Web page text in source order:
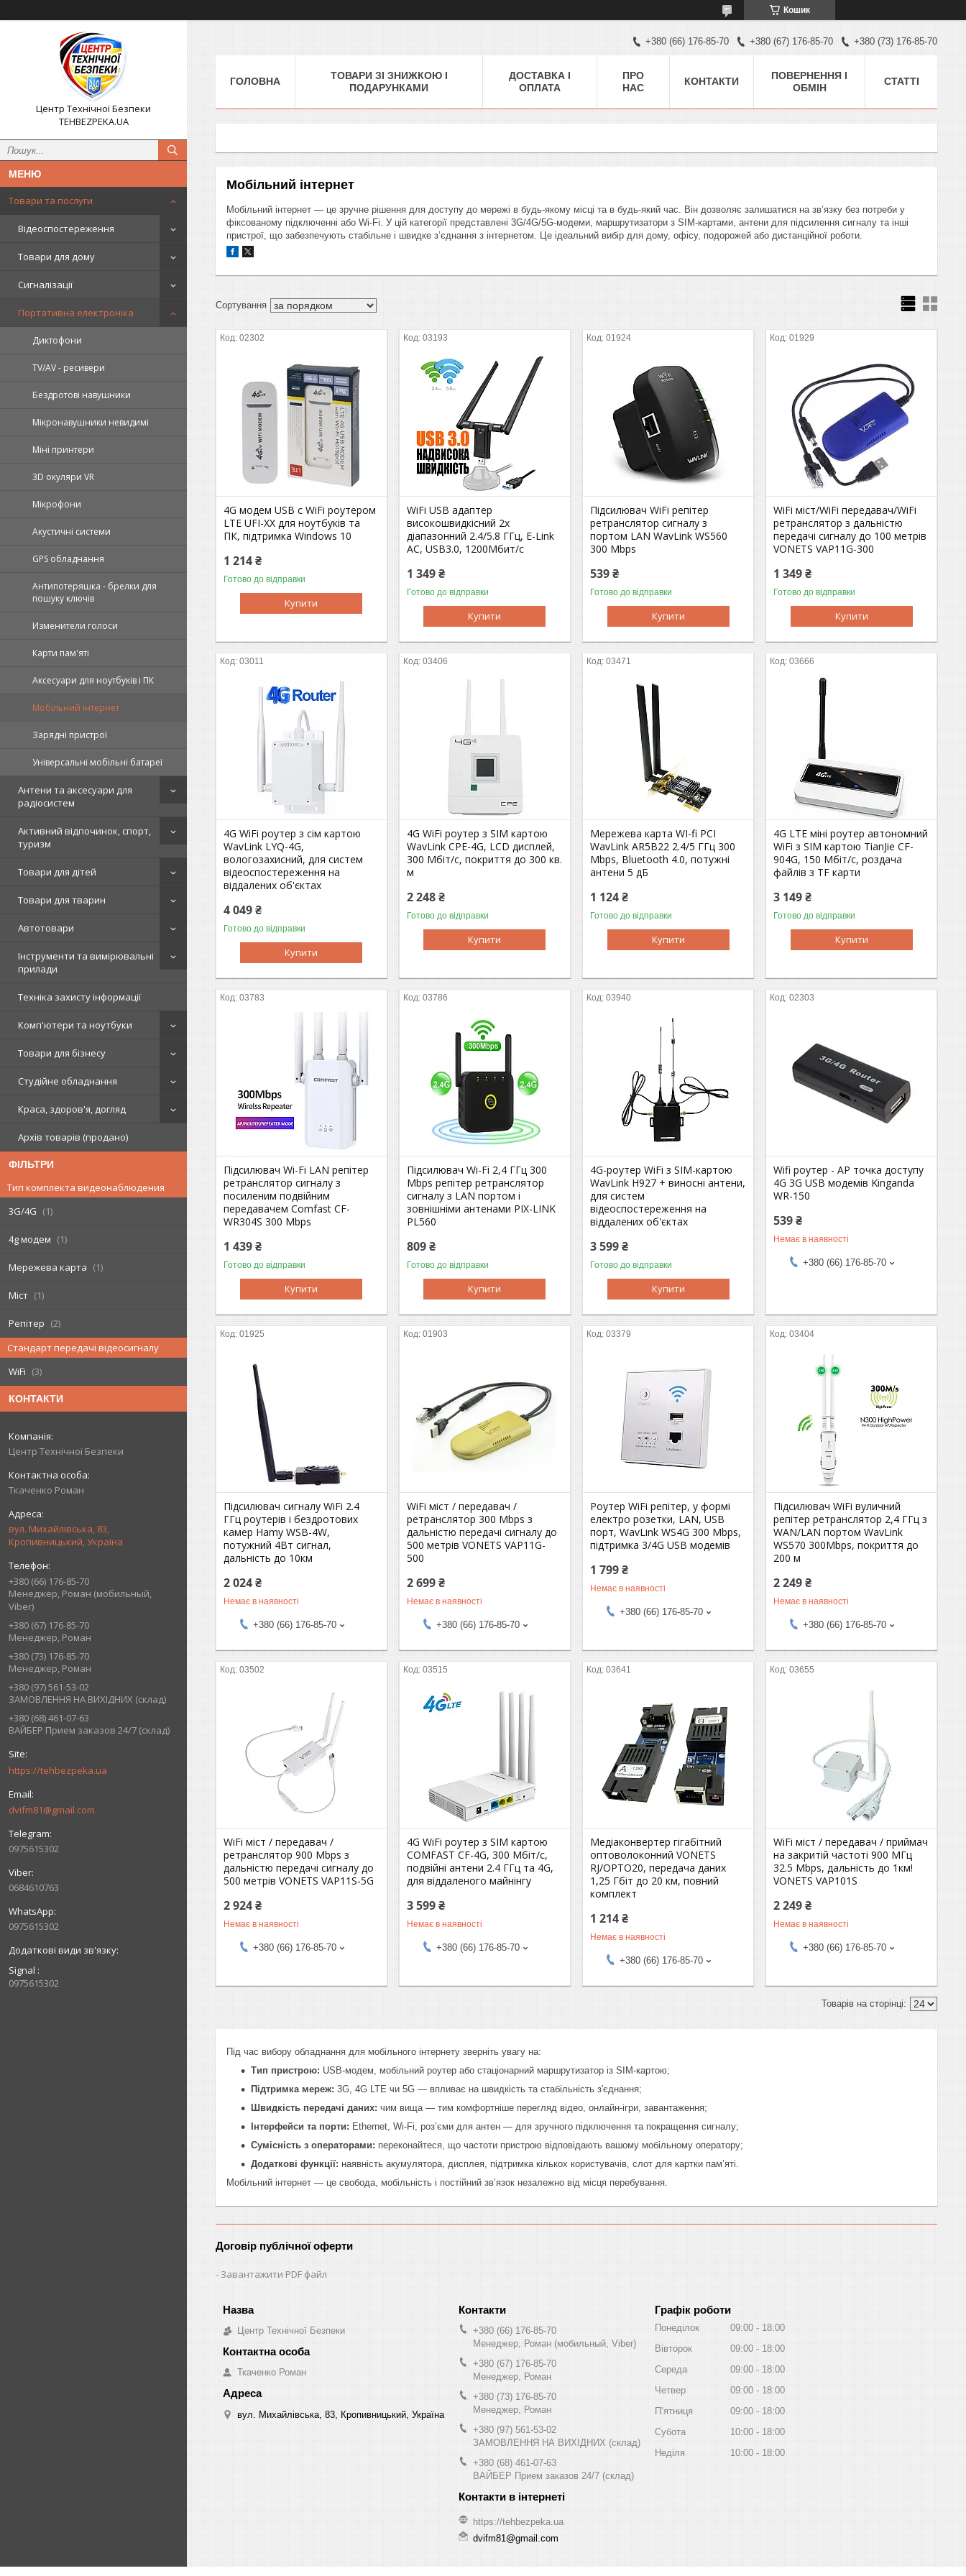
Кошик
Центр Технічної Безпеки
TEHBEZPEKA.UA
Товари та послуги
Відеоспостереження
Товари для дому
Сигналізації
Портативна електроніка
Диктофони
TV/AV - ресивери
Бездротові навушники
Мікронавушники невидимі
Міні принтери
3D окуляри VR
Мікрофони
Акустичні системи
GPS обладнання
Антипотеряшка - брелки для
пошуку ключів
Изменители голоси
Карти пам'яті
Аксесуари для ноутбуків і ПК
Мобільний інтернет
Зарядні пристрої
Універсальні мобільні батареї
Антени та аксесуари для
радіосистем
Активний відпочинок, спорт,
туризм
Товари для дітей
Товари для тварин
Автотовари
Інструменти та вимірювальні
прилади
Техніка захисту інформації
Комп'ютери та ноутбуки
Товари для бізнесу
Студійне обладнання
Краса, здоров'я, догляд
Архів товарів (продано)
ФІЛЬТРИ
Тип комплекта видеонаблюдения
3G/4G
1
4g модем 1
Мережева карта 1
Міст 1
Репітер
2
Стандарт передачі відеосигналу
WiFi
3
КОНТАКТИ
Центр Технічної Безпеки
Ткаченко Роман
вул. Михайлівська, 83,
Кропивницький, Україна
+380 (66) 176-85-70
Менеджер, Роман (мобильный,
Viber)
+380 (67) 176-85-70
Менеджер, Роман
+380 (73) 176-85-70
Менеджер, Роман
+380 (97) 561-53-02
ЗАМОВЛЕННЯ НА ВИХІДНИХ (склад)
+380 (68) 461-07-63
ВАЙБЕР Прием заказов 24/7 (склад)
https://tehbezpeka.ua
dvifm81@gmail.com
0975615302
0684610763
0975615302
Signal
0975615302
+380 (66) 176-85-70 +380 (67) 176-85-70 +380 (73) 176-85-70
ГОЛОВНА
ТОВАРИ ЗІ ЗНИЖКОЮ І
ПОДАРУНКАМИ
ДОСТАВКА І
ОПЛАТА
ПРО
НАС
КОНТАКТИ
ПОВЕРНЕННЯ І
ОБМІН
СТАТТІ
Мобільний інтернет
Мобільний інтернет — це зручне рішення для доступу до мережі в будь-якому місці та в будь-який час. Він дозволяє залишатися на зв’язку без потреби у
фіксованому підключенні або Wi‑Fi. У цій категорії представлені 3G/4G/5G‑модеми, маршрутизатори з SIM‑картами, антени для підсилення сигналу та інші
пристрої, що забезпечують стабільне і швидке з’єднання з інтернетом. Це ідеальний вибір для дому, офісу, подорожей або дистанційної роботи.
02302
4G модем USB c WiFi роутером
LTE UFI-XX для ноутбуків та
ПК, підтримка Windows 10
1 214 ₴
Готово до відправки
Купити
03193
WiFi USB адаптер
високошвидкісний 2х
діапазонний 2.4/5.8 ГГц, E-Link
AC, USB3.0, 1200Мбит/с
1 349 ₴
Готово до відправки
Купити
01924
Підсилювач WiFi репітер
ретранслятор сигналу з
портом LAN WavLink WS560
300 Mbps
539 ₴
Готово до відправки
Купити
01929
WiFi міст/WiFi передавач/WiFi
ретранслятор з дальністю
передачі сигналу до 100 метрів
VONETS VAP11G-300
1 349 ₴
Готово до відправки
Купити
03011
4G WiFi роутер з сім картою
WavLink LYQ-4G,
вологозахисний, для систем
відеоспостереження на
віддалених об'єктах
4 049 ₴
Готово до відправки
Купити
03406
4G WiFi роутер з SIM картою
WavLink CPE-4G, LCD дисплей,
300 Мбіт/с, покриття до 300 кв.
м
2 248 ₴
Готово до відправки
Купити
03471
Мережева карта WI-fi PCI
WavLink AR5B22 2.4/5 ГГц 300
Mbps, Bluetooth 4.0, потужні
антени 5 дБ
1 124 ₴
Готово до відправки
Купити
03666
4G LTE міні роутер автономний
WiFi з SIM картою TianJie CF-
904G, 150 Мбіт/с, роздача
файлів з TF карти
3 149 ₴
Готово до відправки
Купити
03783
Підсилювач Wi-Fi LAN репітер
ретранслятор сигналу з
посиленим подвійним
передавачем Comfast CF-
WR304S 300 Mbps
1 439 ₴
Готово до відправки
Купити
03786
Підсилювач Wi-Fi 2,4 ГГц 300
Mbps репітер ретранслятор
сигналу з LAN портом і
зовнішніми антенами PIX-LINK
PL560
809 ₴
Готово до відправки
Купити
03940
4G-роутер WiFi з SIM-картою
WavLink H927 + виносні антени,
для систем
відеоспостереження на
віддалених об'єктах
3 599 ₴
Готово до відправки
Купити
02303
Wifi роутер - AP точка доступу
4G 3G USB модемів Kinganda
WR-150
539 ₴
Немає в наявності
+380 (66) 176-85-70
01925
Підсилювач сигналу WiFi 2.4
ГГц роутерів і бездротових
камер Hamy WSB-4W,
потужний 4Вт сигнал,
дальність до 10км
2 024 ₴
Немає в наявності
+380 (66) 176-85-70
01903
WiFi міст / передавач /
ретранслятор 300 Mbps з
дальністю передачі сигналу до
500 метрів VONETS VAP11G-
500
2 699 ₴
Немає в наявності
+380 (66) 176-85-70
03379
Роутер WiFi репітер, у формі
електро розетки, LAN, USB
порт, WavLink WS4G 300 Mbps,
підтримка 3/4G USB модемів
1 799 ₴
Немає в наявності
+380 (66) 176-85-70
03404
Підсилювач WiFi вуличний
репітер ретранслятор 2,4 ГГц з
WAN/LAN портом WavLink
WS570 300Mbps, покриття до
200 м
2 249 ₴
Немає в наявності
+380 (66) 176-85-70
03502
WiFi міст / передавач /
ретранслятор 900 Mbps з
дальністю передачі сигналу до
500 метрів VONETS VAP11S-5G
2 924 ₴
Немає в наявності
+380 (66) 176-85-70
03515
4G WiFi роутер з SIM картою
COMFAST CF-4G, 300 Мбіт/с,
подвійні антени 2.4 ГГц та 4G,
для віддаленого майнінгу
3 599 ₴
Немає в наявності
+380 (66) 176-85-70
03641
Медіаконвертер гігабітний
оптоволоконний VONETS
RJ/OPTO20, передача даних
1,25 Гбіт до 20 км, повний
комплект
1 214 ₴
Немає в наявності
+380 (66) 176-85-70
03655
WiFi міст / передавач / приймач
на закритій частоті 900 МГц
32.5 Mbps, дальність до 1км!
VONETS VAP101S
2 249 ₴
Немає в наявності
+380 (66) 176-85-70
Під час вибору обладнання для мобільного інтернету зверніть увагу на:
Тип пристрою: USB‑модем, мобільний роутер або стаціонарний маршрутизатор із SIM‑картою;
Підтримка мереж: 3G, 4G LTE чи 5G — впливає на швидкість та стабільність з'єднання;
Швидкість передачі даних: чим вища — тим комфортніше перегляд відео, онлайн‑ігри, завантаження;
Інтерфейси та порти: Ethernet, Wi‑Fi, роз’єми для антен — для зручного підключення та покращення сигналу;
Сумісність з операторами: переконайтеся, що частоти пристрою відповідають вашому мобільному оператору;
Додаткові функції: наявність акумулятора, дисплея, підтримка кількох користувачів, слот для картки пам’яті.
Мобільний інтернет — це свобода, мобільність і постійний зв’язок незалежно від місця перебування.
Договір публічної оферти
Завантажити PDF файл
Центр Технічної Безпеки
Ткаченко Роман
вул. Михайлівська, 83, Кропивницький, Україна
+380 (66) 176-85-70
Менеджер, Роман (мобильный, Viber)
+380 (67) 176-85-70
Менеджер, Роман
+380 (73) 176-85-70
Менеджер, Роман
+380 (97) 561-53-02
ЗАМОВЛЕННЯ НА ВИХІДНИХ (склад)
+380 (68) 461-07-63
ВАЙБЕР Прием заказов 24/7 (склад)
https://tehbezpeka.ua
dvifm81@gmail.com
Графік роботи
Понеділок 09:00
18:00
Вівторок
09:00
18:00
Середа
09:00
18:00
Четвер
09:00
18:00
Пʼятниця
09:00
18:00
Субота
10:00
18:00
Неділя
10:00 18:00